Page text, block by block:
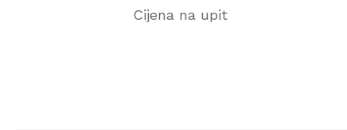
Cijena na upit